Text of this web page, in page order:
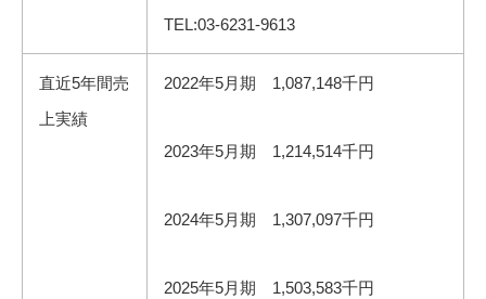
TEL:03-6231-9613
直近5年間売
上実績
2022年5月期 1,087,148千円
2023年5月期 1,214,514千円
2024年5月期 1,307,097千円
2025年5月期 1,503,583千円